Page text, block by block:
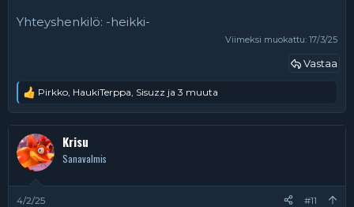
Yhteyshenkilö: -heikki-
Viimeksi muokattu: 17/3/25
Vastaa
R
a
k
t
i
o
t
:
Pirkko, HaukiTerppa, Sisuzz ja 3 muuta
Krisu
Sanavalmis
4/2/25 #11